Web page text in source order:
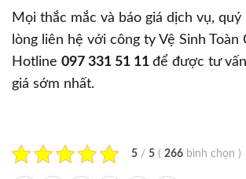
Mọi thắc mắc và báo giá dịch vụ, quý
lòng liên hệ với công ty Vệ Sinh Toàn
Hotline 097 331 51 11 để được tư
giá sớm nhất.
5 / 5 ( 266 bình chọn )